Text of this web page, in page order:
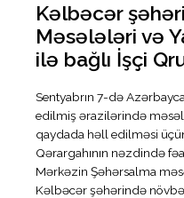
Kəlbəcər
Məsələləri və
ilə bağlı İşçi
Sentyabrın 7-də
edilmiş ərazilərində
qaydada həll edilməsi
Qərargahının nəzdində
Mərkəzin Şəhərsalma
Kəlbəcər şəhərində